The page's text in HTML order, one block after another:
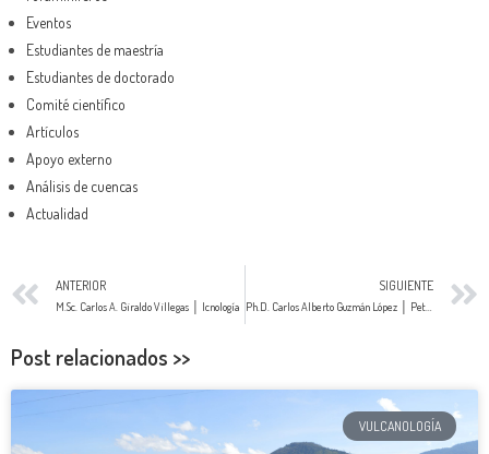
Eventos
Estudiantes de maestría
Estudiantes de doctorado
Comité científico
Artículos
Apoyo externo
Análisis de cuencas
Actualidad
ANTERIOR
M.Sc. Carlos A. Giraldo Villegas │ Icnología
SIGUIENTE
Ph.D. Carlos Alberto Guzmán López │ Petrología
Post relacionados >>
VULCANOLOGÍA